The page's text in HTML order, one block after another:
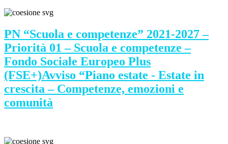
PN “Scuola e competenze” 2021-2027 –
Priorità 01 – Scuola e competenze –
Fondo Sociale Europeo Plus
(FSE+)Avviso “Piano estate - Estate in
crescita – Competenze, emozioni e
comunità